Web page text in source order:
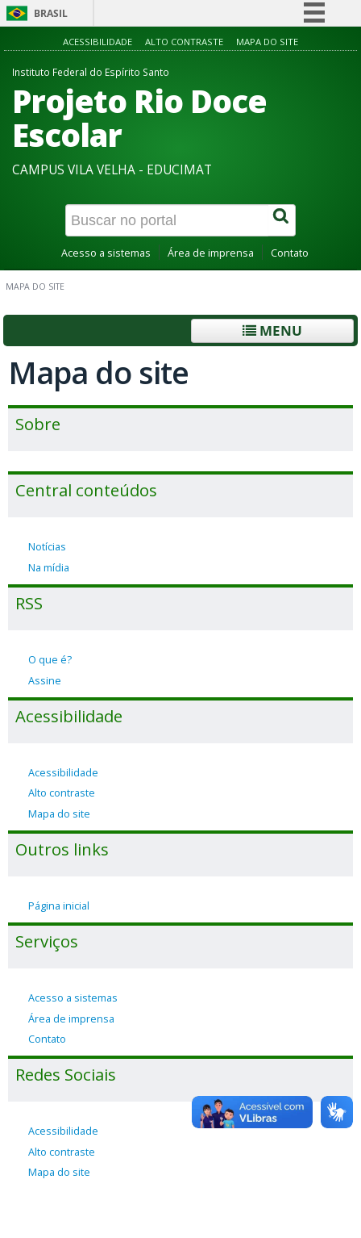
BRASIL
Simplifique!
Acesso à informação
ACESSIBILIDADE ALTO CONTRASTE MAPA DO SITE
Instituto Federal do Espírito Santo
Projeto Rio Doce
Escolar
CAMPUS VILA VELHA - EDUCIMAT
Acesso a sistemas Área de imprensa Contato
MAPA DO SITE
MENU
Mapa do site
Sobre
Central conteúdos
Notícias
Na mídia
RSS
O que é?
Assine
Acessibilidade
Acessibilidade
Alto contraste
Mapa do site
Outros links
Página inicial
Serviços
Acesso a sistemas
Área de imprensa
Contato
Redes Sociais
Acessibilidade
Alto contraste
Mapa do site